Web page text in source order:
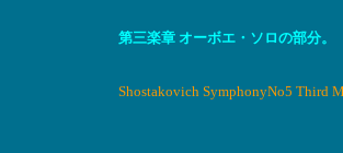
第三楽章 オーボエ・ソロの部分。
Shostakovich SymphonyNo5 Third